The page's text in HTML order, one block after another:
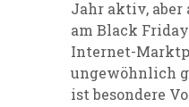
Jahr aktiv, aber
am Black
Internet-
ungewöhnlich
ist besondere